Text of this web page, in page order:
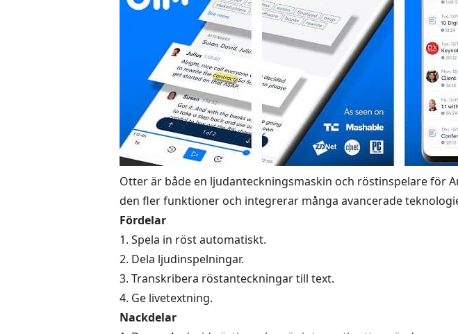
Otter är både en ljudanteckningsmaskin och röstinspelare för
den fler funktioner och integrerar många avancerade
Fördelar
1. Spela in röst automatiskt.
2. Dela ljudinspelningar.
3. Transkribera röstanteckningar till text.
4. Ge livetextning.
Nackdelar